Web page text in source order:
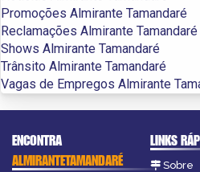
Promoções Almirante Tamandaré
Reclamações Almirante Tamandaré
Shows Almirante Tamandaré
Trânsito Almirante Tamandaré
Vagas de Empregos Almirante
ENCONTRA
ALMIRANTETAMANDARÉ
LINKS
Sobre